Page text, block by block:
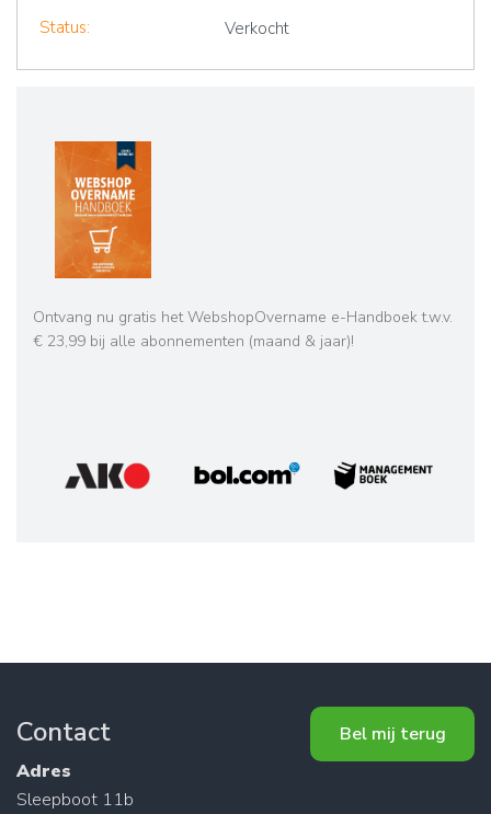
Status: Verkocht
Ontvang nu gratis het WebshopOvername e-Handboek t.w.v.
€ 23,99 bij alle abonnementen (maand & jaar)!
Contact
Adres
Sleepboot 11b
Bel mij terug